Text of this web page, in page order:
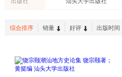
综合排序 销量 好评 出版时间